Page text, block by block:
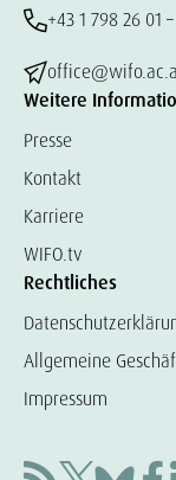
+43 1 798 26 01
Weitere
Presse
Kontakt
Karriere
WIFO.tv
Rechtliches
Allgemeine
Impressum